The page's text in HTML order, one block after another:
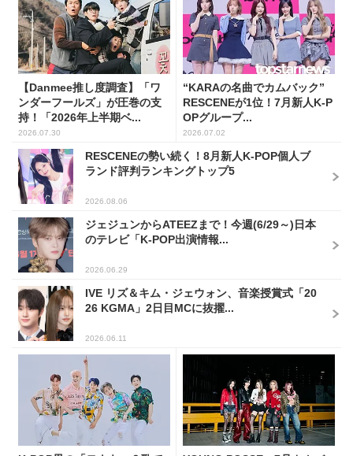
【Danmee推し度調査】「ワ
ンダーフールズ」が圧巻の支
持！「2026年上半期ベ...
2026.07.30
“KARAの名曲でカムバック”
RESCENEが1位！7月新人K-P
OPグループ...
2026.07.02
RESCENEの勢い続く！8月新人K-POP個人ブ
ランド評判ランキングトップ5
2026.08.06
ジェジュンからATEEZまで！今週(6/29～)日本
のテレビ「K-POP出演情報...
2026.06.29
IVE リズ＆キム・ジェウォン、音楽授賞式「20
26 KGMA」2日目MCに抜擢...
2026.06.11